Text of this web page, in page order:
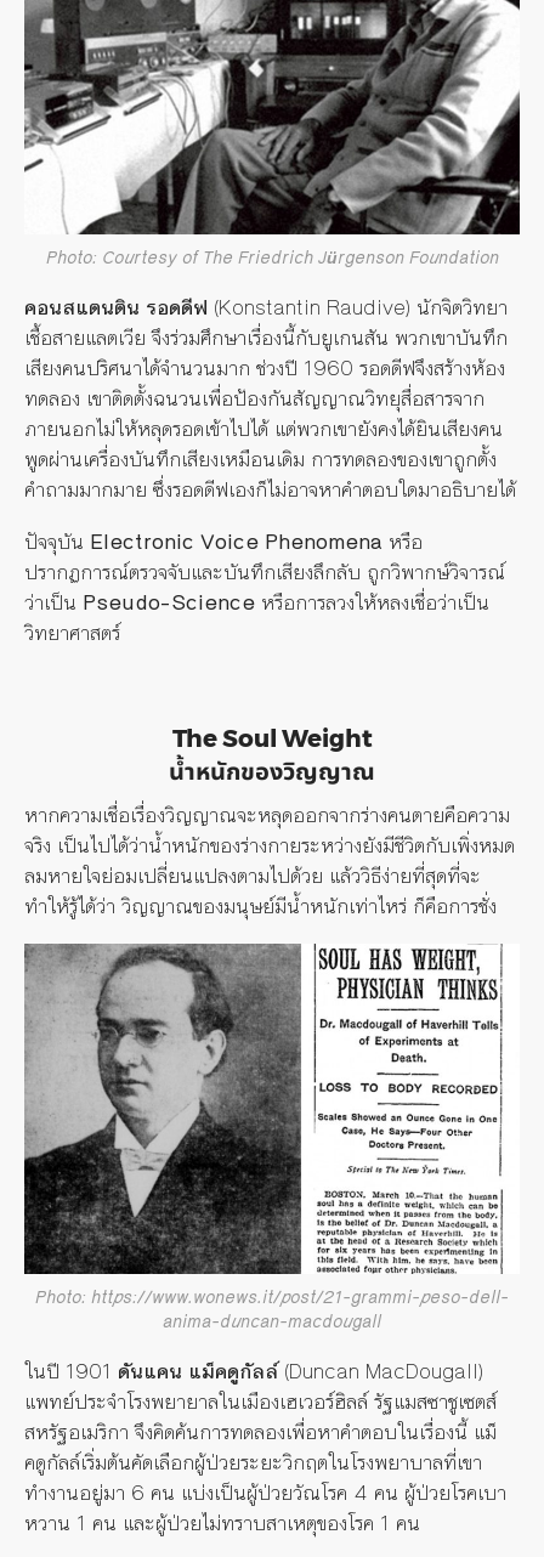
Photo: Courtesy of The Friedrich Jürgenson Foundation
คอนสแตนติน รอดดีฟ (Konstantin Raudive) นักจิตวิทยา
เชื้อสายแลตเวีย จึงร่วมศึกษาเรื่องนี้กับยูเกนสัน พวกเขาบันทึก
เสียงคนปริศนาได้จำนวนมาก ช่วงปี 1960 รอดดีฟจึงสร้างห้อง
ทดลอง เขาติดตั้งฉนวนเพื่อป้องกันสัญญาณวิทยุสื่อสารจาก
ภายนอกไม่ให้หลุดรอดเข้าไปได้ แต่พวกเขายังคงได้ยินเสียงคน
พูดผ่านเครื่องบันทึกเสียงเหมือนเดิม การทดลองของเขาถูกตั้ง
คำถามมากมาย ซึ่งรอดดีฟเองก็ไม่อาจหาคำตอบใดมาอธิบายได้
ปัจจุบัน Electronic Voice Phenomena หรือ
ปรากฏการณ์ตรวจจับและบันทึกเสียงลึกลับ ถูกวิพากษ์วิจารณ์
ว่าเป็น Pseudo-Science หรือการลวงให้หลงเชื่อว่าเป็น
วิทยาศาสตร์
The Soul Weight
น้ำหนักของวิญญาณ
หากความเชื่อเรื่องวิญญาณจะหลุดออกจากร่างคนตายคือความ
จริง เป็นไปได้ว่าน้ำหนักของร่างกายระหว่างยังมีชีวิตกับเพิ่งหมด
ลมหายใจย่อมเปลี่ยนแปลงตามไปด้วย แล้ววิธีง่ายที่สุดที่จะ
ทำให้รู้ได้ว่า วิญญาณของมนุษย์มีน้ำหนักเท่าไหร่ ก็คือการชั่ง
Photo: https://www.wonews.it/post/21-grammi-peso-dell-
anima-duncan-macdougall
ในปี 1901 ดันแคน แม็คดูกัลล์(Duncan MacDougall)
แพทย์ประจำโรงพยายาลในเมืองเฮเวอร์ฮิลล์ รัฐแมสซาชูเซตส์
สหรัฐอเมริกา จึงคิดค้นการทดลองเพื่อหาคำตอบในเรื่องนี้ แม็
คดูกัลล์เริ่มต้นคัดเลือกผู้ป่วยระยะวิกฤตในโรงพยาบาลที่เขา
ทำงานอยู่มา 6 คน แบ่งเป็นผู้ป่วยวัณโรค 4 คน ผู้ป่วยโรคเบา
หวาน 1 คน และผู้ป่วยไม่ทราบสาเหตุของโรค 1 คน